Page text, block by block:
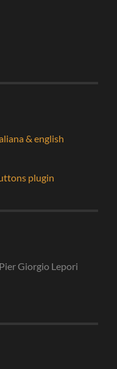
& english
plugin
Giorgio Lepori